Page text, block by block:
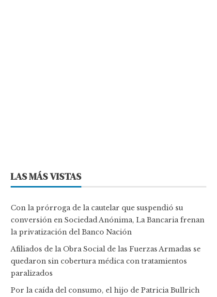
LAS MÁS VISTAS
Con la prórroga de la cautelar que suspendió su
conversión en Sociedad Anónima, La Bancaria frenan
la privatización del Banco Nación
Afiliados de la Obra Social de las Fuerzas Armadas se
quedaron sin cobertura médica con tratamientos
paralizados
Por la caída del consumo, el hijo de Patricia Bullrich